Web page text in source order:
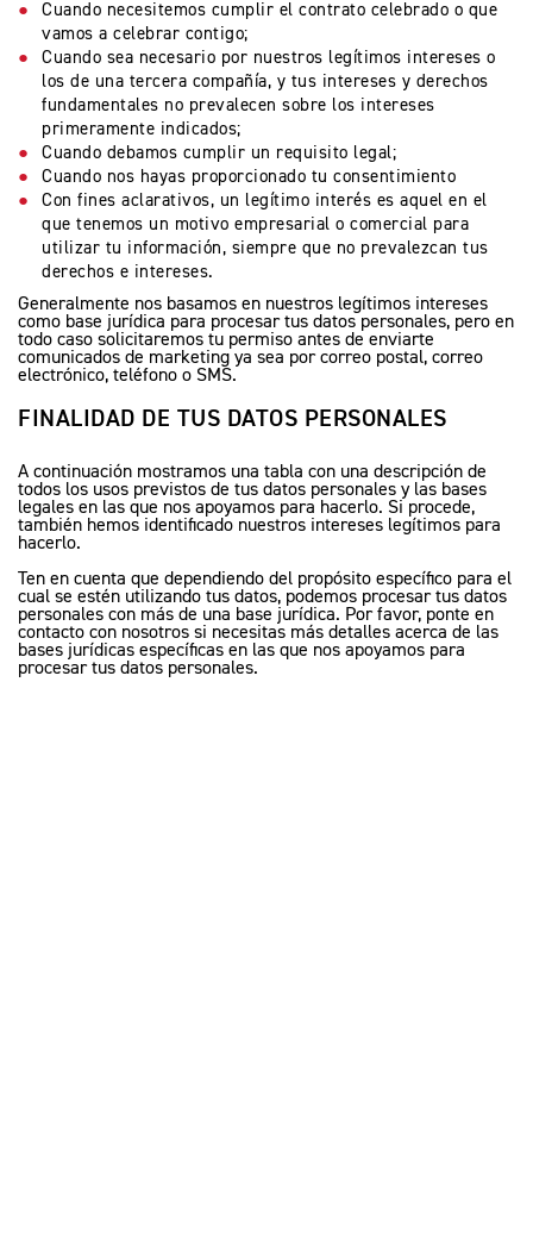
Precio desde $15.390.000
TIGER 900 GT PRO
Precio desde $16.390.000
NEWTIGER 900 ALPINE EDITION
Precio desde $17.690.000
TIGER 900 RALLY PRO
Precio desde $17.890.000
NEWTIGER 900 DESERT EDITION
Precio desde $18.590.000
Cuando necesitemos cumplir el contrato celebrado o que
vamos a celebrar contigo;
Cuando sea necesario por nuestros legítimos intereses o
los de una tercera compañía, y tus intereses y derechos
fundamentales no prevalecen sobre los intereses
primeramente indicados;
Cuando debamos cumplir un requisito legal;
Cuando nos hayas proporcionado tu consentimiento
Con fines aclarativos, un legítimo interés es aquel en el
que tenemos un motivo empresarial o comercial para
utilizar tu información, siempre que no prevalezcan tus
derechos e intereses.
Generalmente nos basamos en nuestros legítimos intereses
como base jurídica para procesar tus datos personales, pero en
todo caso solicitaremos tu permiso antes de enviarte
comunicados de marketing ya sea por correo postal, correo
electrónico, teléfono o SMS.
FINALIDAD DE TUS DATOS PERSONALES
A continuación mostramos una tabla con una descripción de
todos los usos previstos de tus datos personales y las bases
legales en las que nos apoyamos para hacerlo. Si procede,
también hemos identificado nuestros intereses legítimos para
hacerlo.
Ten en cuenta que dependiendo del propósito específico para el
cual se estén utilizando tus datos, podemos procesar tus datos
personales con más de una base jurídica. Por favor, ponte en
contacto con nosotros si necesitas más detalles acerca de las
bases jurídicas específicas en las que nos apoyamos para
procesar tus datos personales.